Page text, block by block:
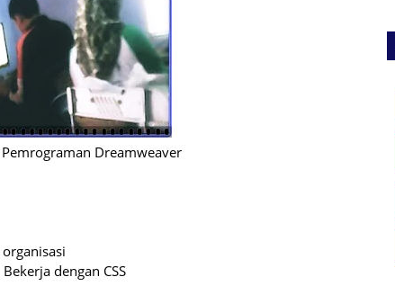
Dreamweaver
Bekerja dengan CSS